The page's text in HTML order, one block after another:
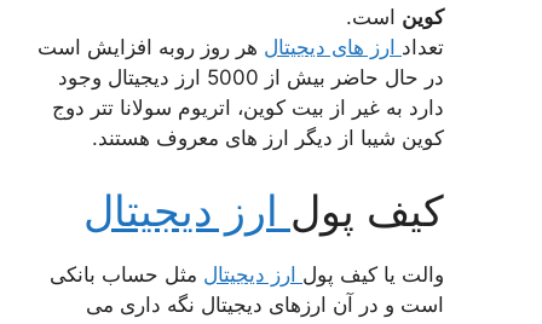
کوین است.
تعداد ارز های دیجیتال هر روز روبه افزایش است
در حال حاضر بیش از 5000 ارز دیجیتال وجود
دارد به غیر از بیت کوین، اتریوم سولانا تتر دوج
کوین شیبا از دیگر ارز های معروف هستند.
کیف پول ارز دیجیتال
والت یا کیف پول ارز دیجیتال مثل حساب بانکی
است و در آن ارزهای دیجیتال نگه داری می